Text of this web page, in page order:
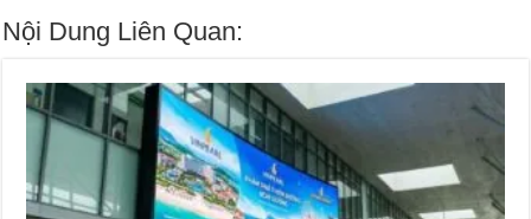
Nội Dung Liên Quan: